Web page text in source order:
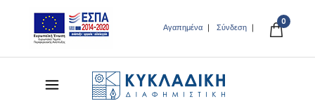
Αγαπημένα Σύνδεση
0